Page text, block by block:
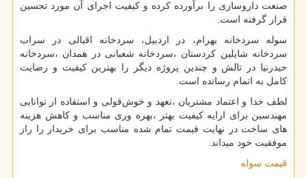
صنعت داروسازی را برآورده کرده و کیفیت اجرای آن مورد تحسین
قرار گرفته است.
سوله سردخانه بهرام، در اردبیل، سردخانه اقبالی در سراب
سردخانه شایلین کردستان ،سردخانه شعبانی در همدان ،سردخانه
حیدرنیا در تالش و چندین پروژه دیگر را بهترین کیفیت و رضایت
کامل به اتمام رسانده است.
لطف خدا و اعتماد مشتریان ،تعهد و خوش‌قولی و استفاده از توانایی
مهندسین برای ارایه کیفیت بهتر ،بهره وری مناسب و کاهش هزینه
های ساخت در نهایت قیمت تمام شده مناسب برای خریدار را راز
موفقیت خود میداند.
قیمت سوله